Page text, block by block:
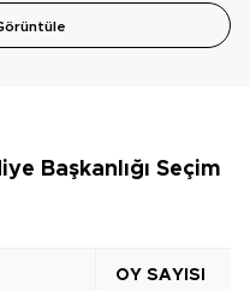
Başkanlığı Seçim
OY SAYISI